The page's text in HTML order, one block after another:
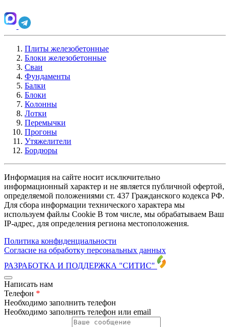
Плиты железобетонные
Блоки железобетонные
Сваи
Фундаменты
Балки
Блоки
Колонны
Лотки
Перемычки
Прогоны
Утяжелители
Бордюры
Информация на сайте носит исключительно
информационный характер и не является публичной офертой,
определяемой положениями ст. 437 Гражданского кодекса РФ.
Для сбора информации технического характера мы
используем файлы Cookie В том числе, мы обрабатываем Ваш
IP-адрес, для определения региона местоположения.
Политика конфиденциальности
Согласие на обработку персональных данных
РАЗРАБОТКА И ПОДДЕРЖКА "СИТИС"
Написать нам
Телефон *
Необходимо заполнить телефон
Необходимо заполнить телефон или email